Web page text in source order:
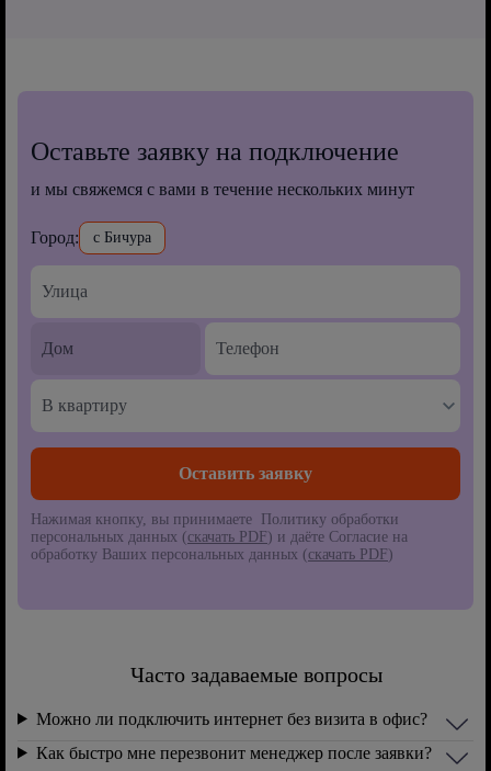
Оставьте заявку на подключение
и мы свяжемся с вами в течение нескольких минут
Город: с Бичура
В квартиру
Нажимая кнопку, вы принимаете Политику обработки
персональных данных (скачать PDF) и даёте Согласие на
обработку Ваших персональных данных (скачать PDF)
Часто задаваемые вопросы
Можно ли подключить интернет без визита в офис?
Как быстро мне перезвонит менеджер после заявки?